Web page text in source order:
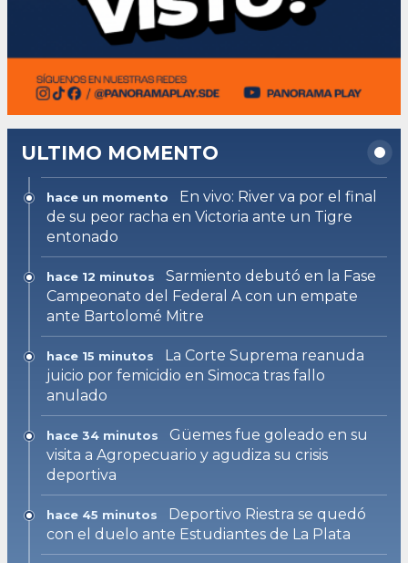
ULTIMO MOMENTO
hace un momento
En vivo: River va por el final
de su peor racha en Victoria ante un Tigre
entonado
hace 12 minutos
Sarmiento debutó en la Fase
Campeonato del Federal A con un empate
ante Bartolomé Mitre
hace 15 minutos
La Corte Suprema reanuda
juicio por femicidio en Simoca tras fallo
anulado
hace 34 minutos
Güemes fue goleado en su
visita a Agropecuario y agudiza su crisis
deportiva
hace 45 minutos
Deportivo Riestra se quedó
con el duelo ante Estudiantes de La Plata